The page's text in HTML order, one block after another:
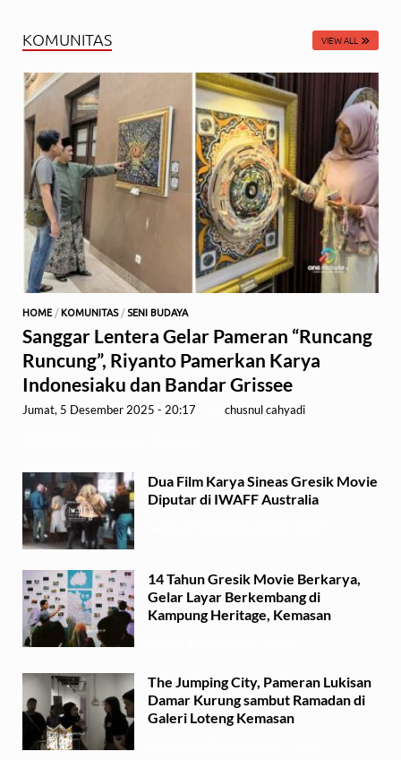
KOMUNITAS VIEW ALL
HOME / KOMUNITAS/ SENI BUDAYA
Sanggar Lentera Gelar Pameran “Runcang
Runcung”, Riyanto Pamerkan Karya
Indonesiaku dan Bandar Grissee
Jumat, 5 Desember 2025 - 20:17 chusnul cahyadi
Dua Film Karya Sineas Gresik Movie
Diputar di IWAFF Australia
14 Tahun Gresik Movie Berkarya,
Gelar Layar Berkembang di
Kampung Heritage, Kemasan
The Jumping City, Pameran Lukisan
Damar Kurung sambut Ramadan di
Galeri Loteng Kemasan